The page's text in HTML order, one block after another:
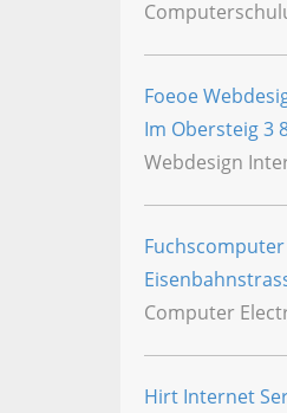
Foeoe
Im Obersteig 3
Webdesign
Computer
Hirt Internet